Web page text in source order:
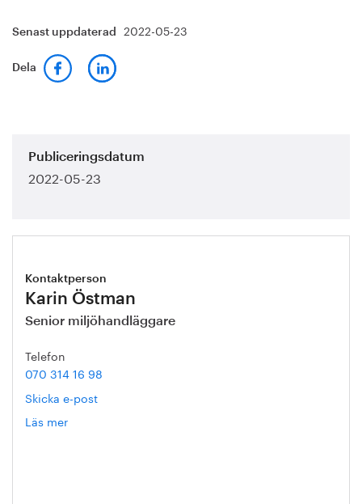
Senast uppdaterad 2022-05-23
Dela
Publiceringsdatum
2022-05-23
Kontaktperson
Karin Östman
Senior miljöhandläggare
Telefon
070 314 16 98
Skicka e-post
Läs mer